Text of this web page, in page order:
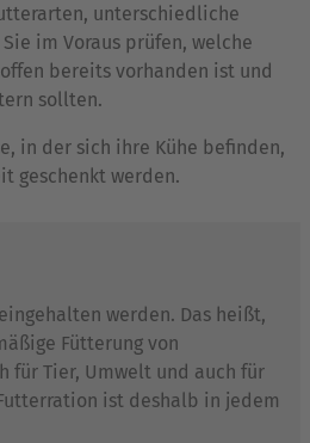
unterschiedliche
im Voraus prüfen, welche
bereits vorhanden ist und
sollten.
in der sich ihre Kühe befinden,
geschenkt werden.
werden. Das heißt,
Fütterung von
für Tier, Umwelt und auch für
ist deshalb in jedem